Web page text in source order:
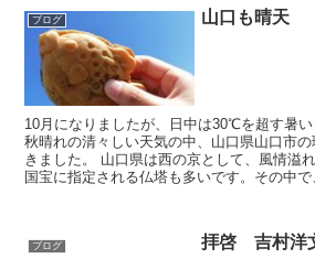
ブログ 山口も晴天
10月になりましたが、日中は30℃を超す暑い
秋晴れの清々しい天気の中、山口県山口市
きました。 山口県は西の京として、風情溢
国宝に指定される仏塔も多いです。その中で
ブログ 拝啓 吉村洋